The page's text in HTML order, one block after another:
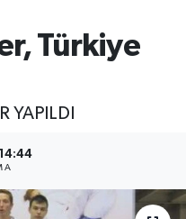
Türkiye
YAPILDI